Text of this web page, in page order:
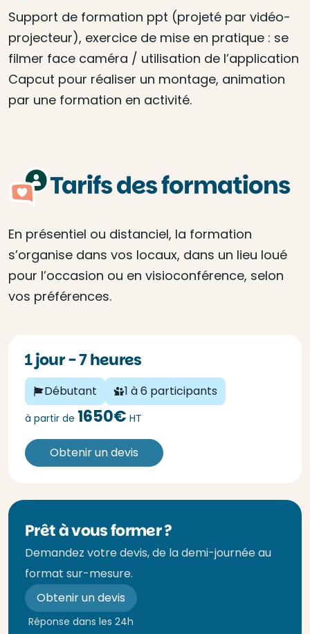
Support de formation ppt (projeté par vidéo-
projecteur), exercice de mise en pratique : se
filmer face caméra / utilisation de l’application
Capcut pour réaliser un montage, animation
par une formation en activité.
Tarifs des formations
En présentiel ou distanciel, la formation
s’organise dans vos locaux, dans un lieu loué
pour l’occasion ou en visioconférence, selon
vos préférences.
1 jour - 7 heures
Débutant 1 à 6 participants
à partir de 1650€ HT
Obtenir un devis
Prêt à vous former ?
Demandez votre devis, de la demi-journée au
format sur-mesure.
Obtenir un devis
Réponse dans les 24h